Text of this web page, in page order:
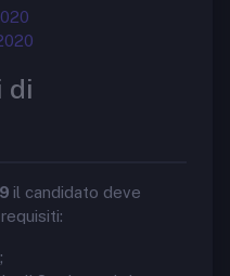
di
il candidato deve